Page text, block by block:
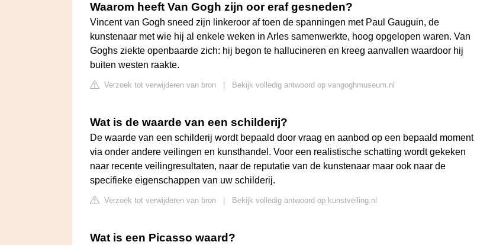
Waarom heeft Van Gogh zijn oor eraf gesneden?
Vincent van Gogh sneed zijn linkeroor af toen de spanningen met Paul Gauguin, de
kunstenaar met wie hij al enkele weken in Arles samenwerkte, hoog opgelopen waren. Van
Goghs ziekte openbaarde zich: hij begon te hallucineren en kreeg aanvallen waardoor hij
buiten westen raakte.
Verzoek tot verwijderen van bron Bekijk volledig antwoord op vangoghmuseum.nl
Wat is de waarde van een schilderij?
De waarde van een schilderij wordt bepaald door vraag en aanbod op een bepaald moment
via onder andere veilingen en kunsthandel. Voor een realistische schatting wordt gekeken
naar recente veilingresultaten, naar de reputatie van de kunstenaar maar ook naar de
specifieke eigenschappen van uw schilderij.
Verzoek tot verwijderen van bron Bekijk volledig antwoord op kunstveiling.nl
Wat is een Picasso waard?